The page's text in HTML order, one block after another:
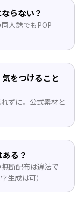
らない？
人誌でもPOP
をつけること
ずに。公式素材と
る？
断配布は違法で
生成は可）